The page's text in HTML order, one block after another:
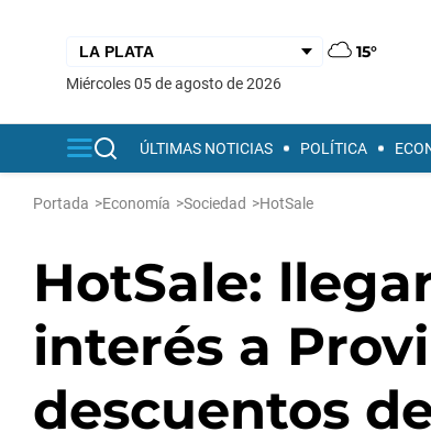
15°
miércoles 05 de agosto de 2026
ÚLTIMAS NOTICIAS POLÍTICA
Portada >Economía >Sociedad >HotSale
HotSale:
interés a
descuentos